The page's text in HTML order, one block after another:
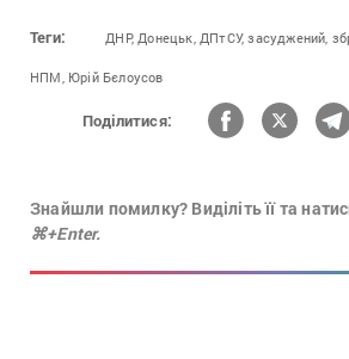
Теги: ДНР, Донецьк, ДПтСУ, засуджений,
НПМ, Юрій Бєлоусов
Поділитися:
Знайшли помилку? Виділіть її та
⌘+Enter.